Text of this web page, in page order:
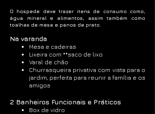
O hospede deve trazer itens de consumo como,
água mineral e alimentos, assim também como
toalhas de mesa e panos de prato.
Na varanda
Mesa e cadeiras
Lixeira com **saco de lixo
Varal de chão
Churrasqueira privativa com vista para o
jardim, perfeita para reunir a família e os
amigos
2 Banheiros Funcionais e Práticos
Box de vidro